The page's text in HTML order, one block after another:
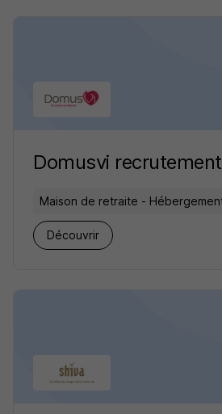
Domusvi recrutement
Maison de retraite -
âgées
Découvrir